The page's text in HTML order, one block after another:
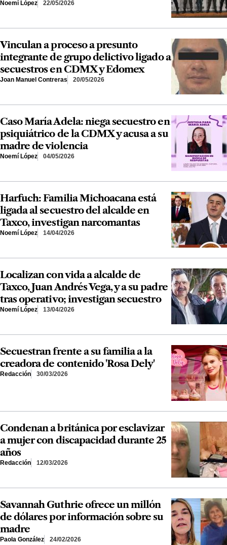
Noemí López 22/05/2026
Vinculan a proceso a presunto
integrante de grupo delictivo ligado a
secuestros en CDMX y Edomex
Joan Manuel Contreras 20/05/2026
Caso María Adela: niega secuestro en
psiquiátrico de la CDMX y acusa a su
madre de violencia
Noemí López 04/05/2026
Harfuch: Familia Michoacana está
ligada al secuestro del alcalde en
Taxco, investigan narcomantas
Noemí López 14/04/2026
Localizan con vida a alcalde de
Taxco, Juan Andrés Vega, y a su padre
tras operativo; investigan secuestro
Noemí López 13/04/2026
Secuestran frente a su familia a la
creadora de contenido 'Rosa Dely'
Redacción 30/03/2026
Condenan a británica por esclavizar
a mujer con discapacidad durante 25
años
Redacción 12/03/2026
Savannah Guthrie ofrece un millón
de dólares por información sobre su
madre
Paola González 24/02/2026